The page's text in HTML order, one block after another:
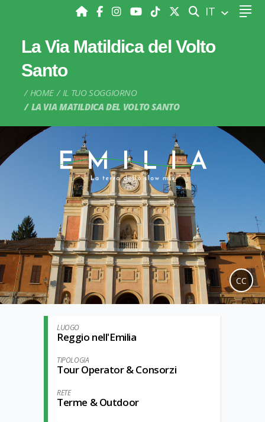
CERCA
IT
La Via Matildica del Volto
Santo
HOME
IL TUO SOGGIORNO
LA VIA MATILDICA DEL VOLTO SANTO
CC
LUOGO
Reggio nell'Emilia
TIPOLOGIA
Tour Operator & Consorzi
RETE
Terme & Outdoor